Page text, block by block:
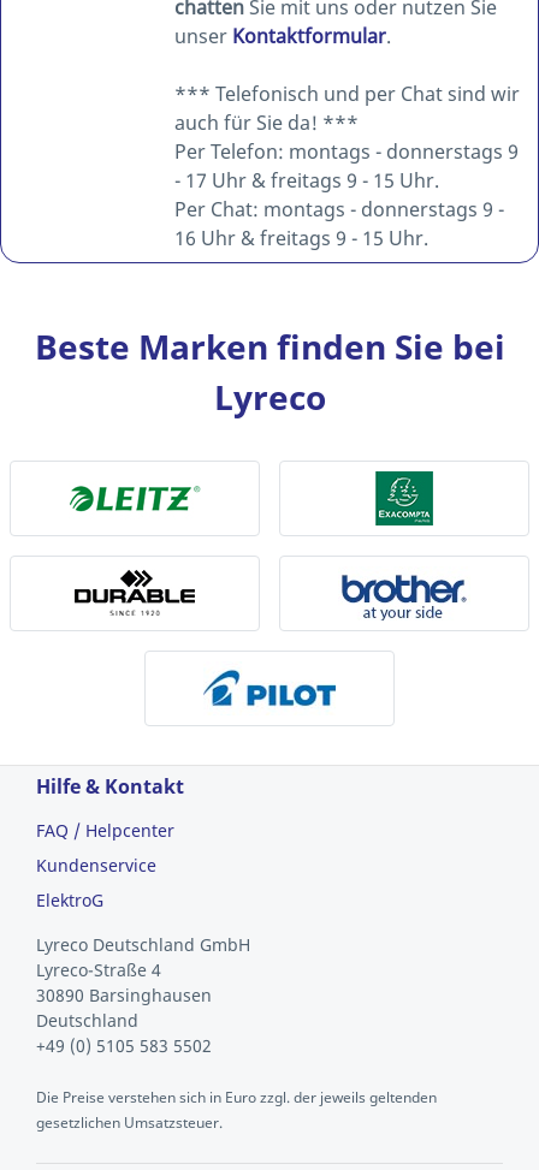
chattenSie mit uns oder nutzen Sie
unser Kontaktformular.
*** Telefonisch und per Chat sind wir
auch für Sie da! ***
Per Telefon: montags - donnerstags 9
- 17 Uhr & freitags 9 - 15 Uhr.
Per Chat: montags - donnerstags 9 -
16 Uhr & freitags 9 - 15 Uhr.
Beste Marken finden Sie bei
Lyreco
Hilfe & Kontakt
FAQ / Helpcenter
Kundenservice
ElektroG
Lyreco Deutschland GmbH
Lyreco-Straße 4
30890 Barsinghausen
Deutschland
+49 (0) 5105 583 5502
Die Preise verstehen sich in Euro zzgl. der jeweils geltenden
gesetzlichen Umsatzsteuer.